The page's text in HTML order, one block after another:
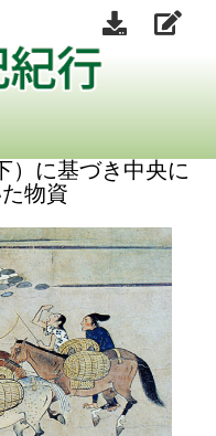
）に基づき中央に
物資